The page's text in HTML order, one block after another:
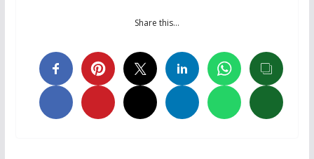
Share this…